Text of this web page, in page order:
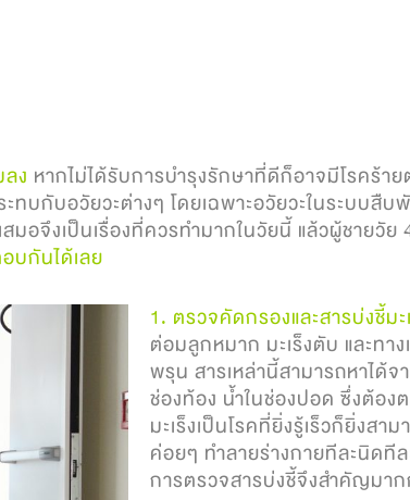
ง หากไม่ได้รับการบำรุงรักษาที่ดีก็อาจมีโรคร้าย
บกับอวัยวะต่างๆ โดยเฉพาะอวัยวะในระบบสืบ
อจึงเป็นเรื่องที่ควรทำมากในวัยนี้ แล้วผู้ชายวัย
บกันได้เลย
1. ตรวจคัดกรองและสารบ่งชี้ม
ต่อมลูกหมาก มะเร็งตับ และทาง
พรุน สารเหล่านี้สามารถหาได้จ
ช่องท้อง น้ำในช่องปอด ซึ่งต้อ
มะเร็งเป็นโรคที่ยิ่งรู้เร็วก็ยิ่งสา
ค่อยๆ ทำลายร่างกายทีละนิดที
การตรวจสารบ่งชี้จึงสำคัญมา